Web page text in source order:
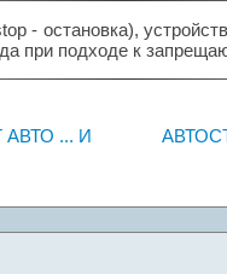
- остановка),
при подходе к
... И